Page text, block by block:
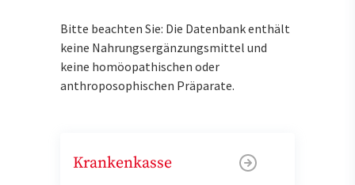
Bitte beachten Sie: Die Datenbank enthält
keine Nahrungsergänzungsmittel und
keine homöopathischen oder
anthroposophischen Präparate.
Krankenkasse